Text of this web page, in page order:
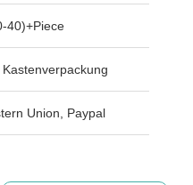
40)+Piece
Union, Paypal